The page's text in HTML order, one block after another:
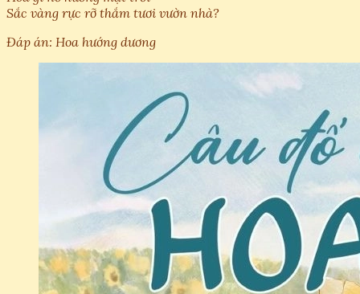
Sắc vàng rực rỡ thắm tươi vườn nhà?
Đáp án: Hoa hướng dương